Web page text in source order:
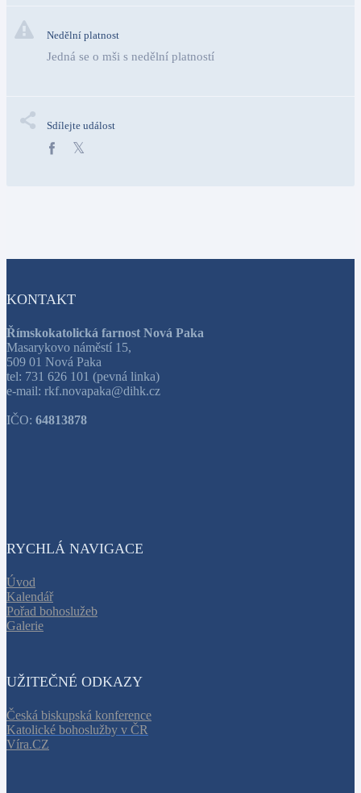
Nedělní platnost
Jedná se o mši s nedělní platností
Sdílejte událost
KONTAKT
Římskokatolická farnost Nová Paka
Masarykovo náměstí 15,
509 01 Nová Paka
tel: 731 626 101 (pevná linka)
e-mail: rkf.novapaka@dihk.cz
IČO: 64813878
RYCHLÁ NAVIGACE
Úvod
Kalendář
Pořad bohoslužeb
Galerie
UŽITEČNÉ ODKAZY
Česká biskupská konference
Katolické bohoslužby v ČR
Víra.CZ